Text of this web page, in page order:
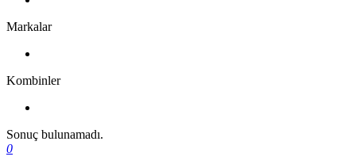
Markalar
Kombinler
Sonuç bulunamadı.
0